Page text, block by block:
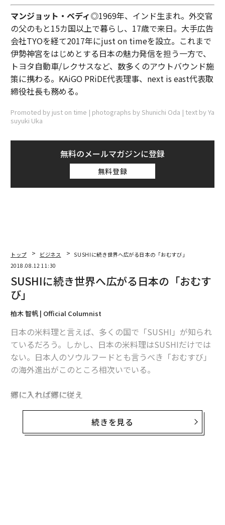
マンジョット・ベディ◎1969年、インド生まれ。外交官
の父のもと15カ国以上で暮らし、17歳で来日。大手広告
会社TYOを経て2017年にjust on timeを設立。これまで
伊勢神宮をはじめとする日本の魅力発信を担う一方で、
トヨタ自動車/レクサスなど、数多くのアウトバウンド施
策に携わる。KAiGO PRiDE代表理事、next is east代表取
締役社長も務める。
Promoted by just on time | photographs by Shunichi Oda | text by Ya
suyuki Uka
無料のメールマガジンに登録
無料登録
トップ ビジネス
SUSHIに続き世界へ広がる日本の「おむすび」
2018.08.12 11:30
SUSHIに続き世界へ広がる日本の「おむす
び」
柏木 智帆 | Official Columnist
日本の米料理と言えば、多くの国で「SUSHI」が知られ
ているだろう。しかし、日本の米料理はSUSHIだけでは
ない。日本人のソウルフードとも言うべき「おむすび」
の海外進出がこのところ相次いでいる。
郷に入れば郷に従え
2014年7月に、シンガポール初のおむすび専門店として
オープンしたのは「SAMURICE」。日本産の米を使った
続きを見る